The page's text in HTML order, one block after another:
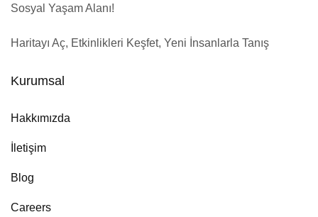
Sosyal Yaşam Alanı!
Haritayı Aç, Etkinlikleri Keşfet, Yeni İnsanlarla Tanış
Kurumsal
Hakkımızda
İletişim
Blog
Careers